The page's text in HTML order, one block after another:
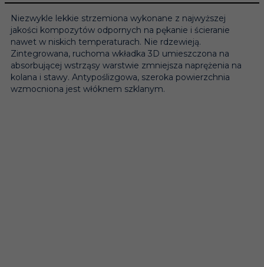
Niezwykle lekkie strzemiona wykonane z najwyższej
jakości kompozytów odpornych na pękanie i ścieranie
nawet w niskich temperaturach. Nie rdzewieją.
Zintegrowana, ruchoma wkładka 3D umieszczona na
absorbującej wstrząsy warstwie zmniejsza naprężenia na
kolana i stawy. Antypoślizgowa, szeroka powierzchnia
wzmocniona jest włóknem szklanym.